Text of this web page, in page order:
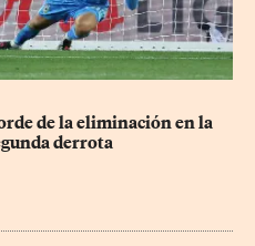
de la eliminación en la
derrota